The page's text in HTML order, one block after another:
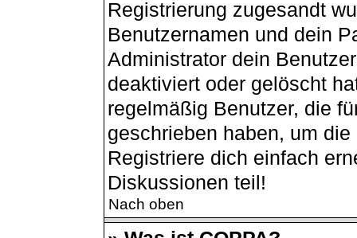
Registrierung zugesandt
Benutzernamen und dein
Administrator dein
deaktiviert oder gelöscht
regelmäßig Benutzer, die
geschrieben haben, um
Registriere dich einfach
Diskussionen teil!
Nach oben